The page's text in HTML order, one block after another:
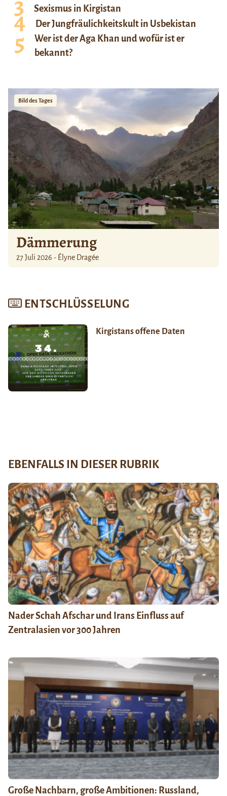
Sexismus in Kirgistan
Der Jungfräulichkeitskult in Usbekistan
Wer ist der Aga Khan und wofür ist er
bekannt?
Bild des Tages
Dämmerung
27 Juli 2026 - Élyne Dragée
ENTSCHLÜSSELUNG
Kirgistans offene Daten
EBENFALLS IN DIESER RUBRIK
Nader Schah Afschar und Irans Einfluss auf
Zentralasien vor 300 Jahren
Große Nachbarn, große Ambitionen: Russland,